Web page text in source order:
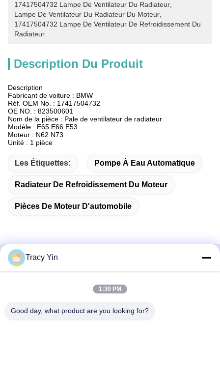
17417504732 Lampe De Ventilateur Du Radiateur
Lampe De Ventilateur Du Radiateur Du Moteur
17417504732 Lampe De Ventilateur De Refroidissement Du
Radiateur
Description Du Produit
Description
Fabricant de voiture : BMW
Réf. OEM No. : 17417504732
OE NO. : 823500601
Nom de la pièce : Pale de ventilateur de radiateur
Modèle : E65 E66 E53
Moteur : N62 N73
Unité : 1 pièce
Les Étiquettes: Pompe À Eau Automatique
Radiateur De Refroidissement Du Moteur
Pièces De Moteur D'automobile
Contactez rapidement
Ouest, quartier central des affaires de Wuhan, ville de
Tracy Yin
1:30 PM
Good day, what product are you looking for?